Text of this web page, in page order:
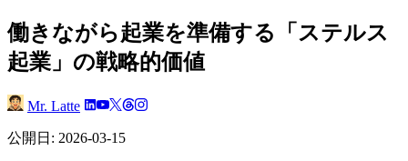
働きながら起業を準備する「ステルス
起業」の戦略的価値
Mr. Latte
公開日: 2026-03-15